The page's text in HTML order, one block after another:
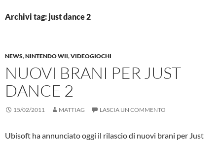
Archivi tag: just dance 2
NEWS,NINTENDO WII,VIDEOGIOCHI
NUOVI BRANI PER JUST
DANCE 2
15/02/2011 MATTIAG LASCIA UN COMMENTO
Ubisoft ha annunciato oggi il rilascio di nuovi brani per Just